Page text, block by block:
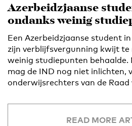
Azerbeidzjaanse
ondanks weinig
Een Azerbeidzjaanse student
zijn verblijfsvergunning kwijt
weinig studiepunten
mag de IND nog niet inlichten,
onderwijsrechters van de Raad
READ MORE